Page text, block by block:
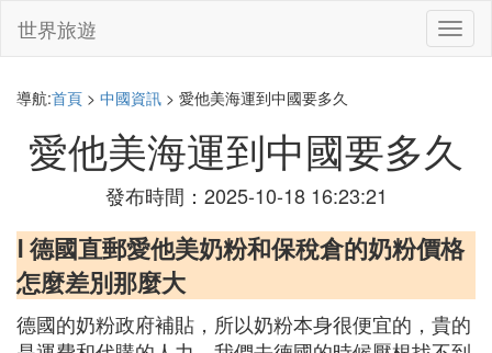
切
換
世界旅遊
導航:首頁 > 中國資訊 > 愛他美海運到中國要多久
愛他美海運到中國要多久
發布時間：2025-10-18 16:23:21
Ⅰ 德國直郵愛他美奶粉和保稅倉的奶粉價格
怎麼差別那麼大
德國的奶粉政府補貼，所以奶粉本身很便宜的，貴的